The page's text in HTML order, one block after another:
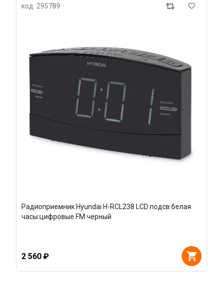
код: 295789
Радиоприемник Hyundai H-RCL238 LCD подсв:белая
часы:цифровые FM черный
2 560 ₽